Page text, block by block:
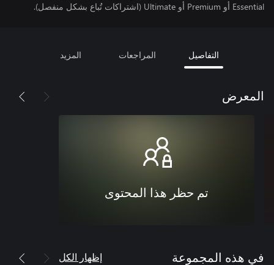
Essential أو Premium أو Ultimate (اشتراكات تُباع بشكل منفصل).
التفاصيل المراجعات المزيد
المعرض
تم حظر هذا المحتوى
في هذه المجموعة إظهار الكل